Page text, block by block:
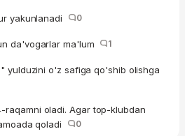
yakunlanadi 0
da'vogarlar ma'lum 1
yulduzini o'z safiga qo'shib olishga
raqamni oladi. Agar top-klubdan
qoladi
0